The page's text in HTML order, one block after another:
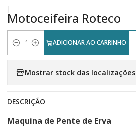
|
Motoceifeira Roteco
Quantidade
ADICIONAR AO CARRINHO
Mostrar stock das localizações
DESCRIÇÃO
Maquina de Pente de Erva